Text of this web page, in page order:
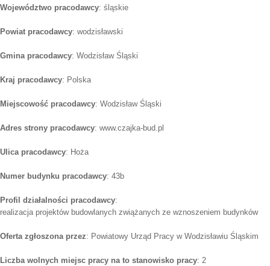
Województwo pracodawcy: śląskie
Powiat pracodawcy: wodzisławski
Gmina pracodawcy: Wodzisław Śląski
Kraj pracodawcy: Polska
Miejscowość pracodawcy: Wodzisław Śląski
Adres strony pracodawcy: www.czajka-bud.pl
Ulica pracodawcy: Hoża
Numer budynku pracodawcy: 43b
Profil działalności pracodawcy:
realizacja projektów budowlanych zwiążanych ze wznoszeniem budynków
Oferta zgłoszona przez: Powiatowy Urząd Pracy w Wodzisławiu Śląskim
Liczba wolnych miejsc pracy na to stanowisko pracy: 2